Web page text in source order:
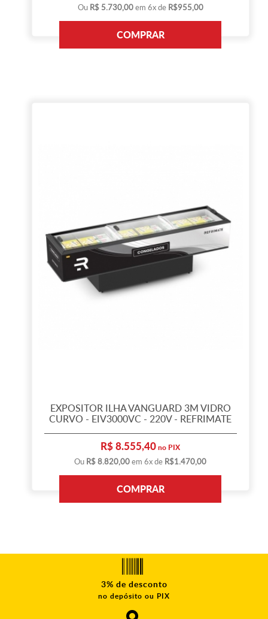
Ou R$ 5.730,00em 6x de R$955,00
COMPRAR
EXPOSITOR ILHA VANGUARD 3M VIDRO
CURVO - EIV3000VC - 220V - REFRIMATE
R$ 8.555,40no PIX
Ou R$ 8.820,00em 6x de R$1.470,00
COMPRAR
3% de desconto
no depósito ou PIX